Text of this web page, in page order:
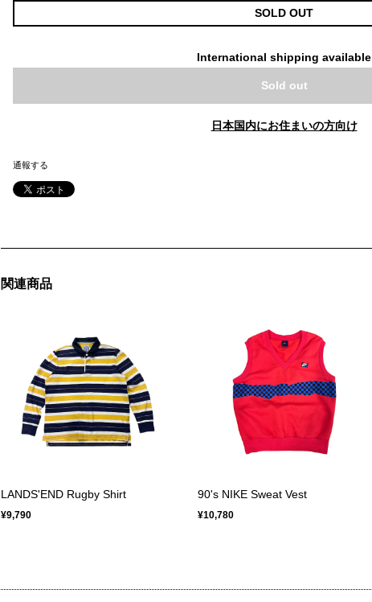
SOLD OUT
International shipping available
Sold out
日本国内にお住まいの方向け
通報する
関連商品
LANDS'END Rugby Shirt
¥9,790
90's NIKE Sweat Vest
¥10,780